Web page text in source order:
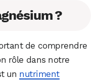
?
de comprendre
rôle dans notre
un nutriment